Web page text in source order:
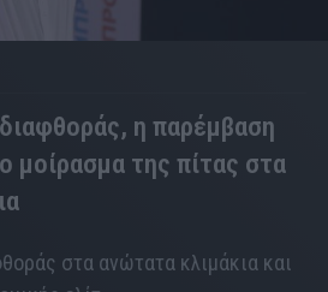
η παρέμβαση
μοίρασμα της πίτας στα
στα ανώτατα κλιμάκια και